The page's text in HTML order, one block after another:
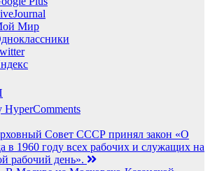
HyperComments
Совет СССР принял закон «О
в 1960 году всех рабочих и служащих на
рабочий день».